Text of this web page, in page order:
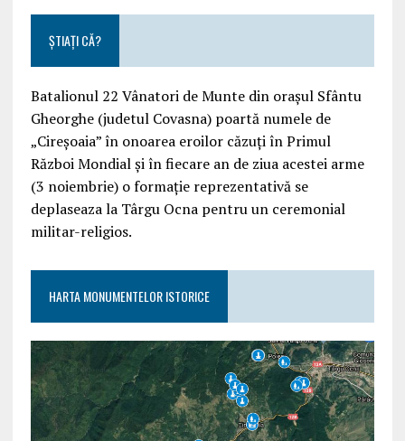
ȘTIAȚI CĂ?
Batalionul 22 Vânatori de Munte din orașul Sfântu
Gheorghe (judetul Covasna) poartă numele de
„Cireșoaia” în onoarea eroilor căzuți în Primul
Război Mondial și în fiecare an de ziua acestei arme
(3 noiembrie) o formație reprezentativă se
deplaseaza la Târgu Ocna pentru un ceremonial
militar-religios.
HARTA MONUMENTELOR ISTORICE